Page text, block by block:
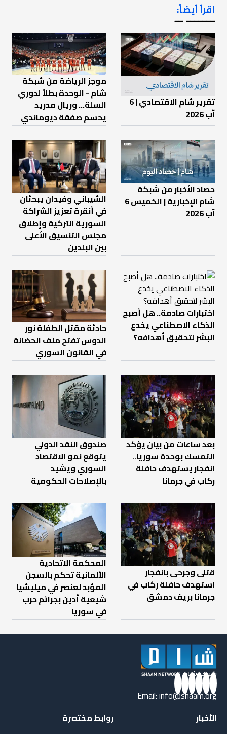
اقرأ أيضاً:
ـــــــ ــ
تقرير شام الاقتصادي | 6
آب 2026
موجز الرياضة من شبكة
شام - الوحدة بطلاً لدوري
السلة... وريال مدريد
يحسم صفقة ديوماندي
حصاد الأخبار من شبكة
شام الإخبارية | الخميس 6
آب 2026
الشيباني وفيدان يبحثان
في أنقرة تعزيز الشراكة
السورية التركية وإطلاق
مجلس التنسيق الأعلى
بين البلدين
اختبارات صادمة.. هل أصبح
الذكاء الاصطناعي يخدع
البشر لتحقيق أهدافه؟
حادثة مقتل الطفلة نور
الدوس تفتح ملف الحضانة
في القانون السوري
بعد ساعات من بيان يؤكد
التمسك بوحدة سوريا..
انفجار يستهدف حافلة
ركاب في جرمانا
صندوق النقد الدولي
يتوقع نمو الاقتصاد
السوري ويشيد
بالإصلاحات الحكومية
قتلى وجرحى بانفجار
استهدف حافلة ركاب في
جرمانا بريف دمشق
المحكمة الاتحادية
الألمانية تحكم بالسجن
المؤبد لعنصر في ميليشيا
شيعية أدين بجرائم حرب
في سوريا
Email:info@shaam.org
الأخبار
روابط مختصرة